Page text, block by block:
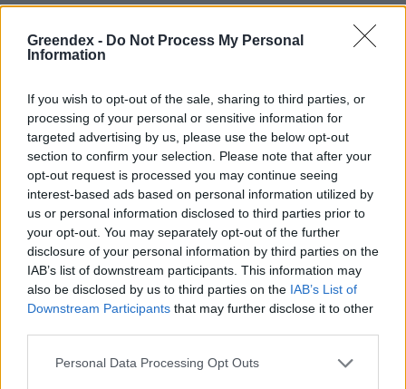
Greendex - Do Not Process My Personal
Information
If you wish to opt-out of the sale, sharing to third parties, or
processing of your personal or sensitive information for
targeted advertising by us, please use the below opt-out
section to confirm your selection. Please note that after your
opt-out request is processed you may continue seeing
interest-based ads based on personal information utilized by
us or personal information disclosed to third parties prior to
your opt-out. You may separately opt-out of the further
disclosure of your personal information by third parties on the
IAB’s list of downstream participants. This information may
also be disclosed by us to third parties on the IAB’s List of
Downstream Participants that may further disclose it to other
Personal Data Processing Opt Outs
Alternatív megoldások
Nem létezik teljesen természetes
Botoxalternatíva. Azonban léteznek egyéb
megoldások és vegánbarát szépségápolási
termékek, ha meg karajuk próbálni felvenni a
harcot a gravitáció vagy az öregedés jelei
ellen. Ilyenek például alézeres arckezelések
amelyek serkentik az új kollagénrostok
növekedését, ami simább és feszesebb bőrt
eredményez. Amennyiben elkötelezett vegán
vagy, itt érdemes arra is figyelni, hogy az
előtte használt érzéstelenítő krém is
megfeleljen a „vegán” címkének.